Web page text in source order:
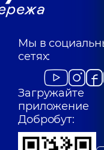
Мы в
сетях:
Загружайте
приложение
Добробут: